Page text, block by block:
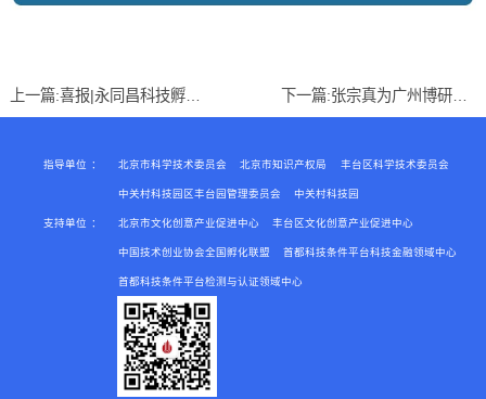
上一篇: 喜报|永同昌科技孵化器被授予“2019北京文化创意大赛创业服务分中心” 下一篇: 张宗真为广州博研商学院学员讲座
指导单位 ： 北京市科学技术委员会 北京市知识产权局 丰台区科学技术委员会
中关村科技园区丰台园管理委员会 中关村科技园
支持单位 ： 北京市文化创意产业促进中心 丰台区文化创意产业促进中心
中国技术创业协会全国孵化联盟 首都科技条件平台科技金融领域中心
首都科技条件平台检测与认证领域中心